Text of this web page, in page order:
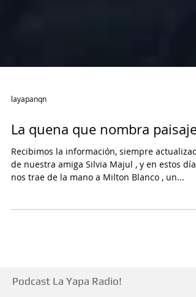
layapanqn
La quena que nombra paisajes
Recibimos la información, siempre
nos trae de la mano a Milton Blanco , un...